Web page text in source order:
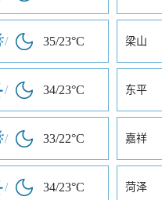
/ 35/23°C 梁山
/ 34/23°C 东平
/ 33/22°C 嘉祥
/ 34/23°C 菏泽